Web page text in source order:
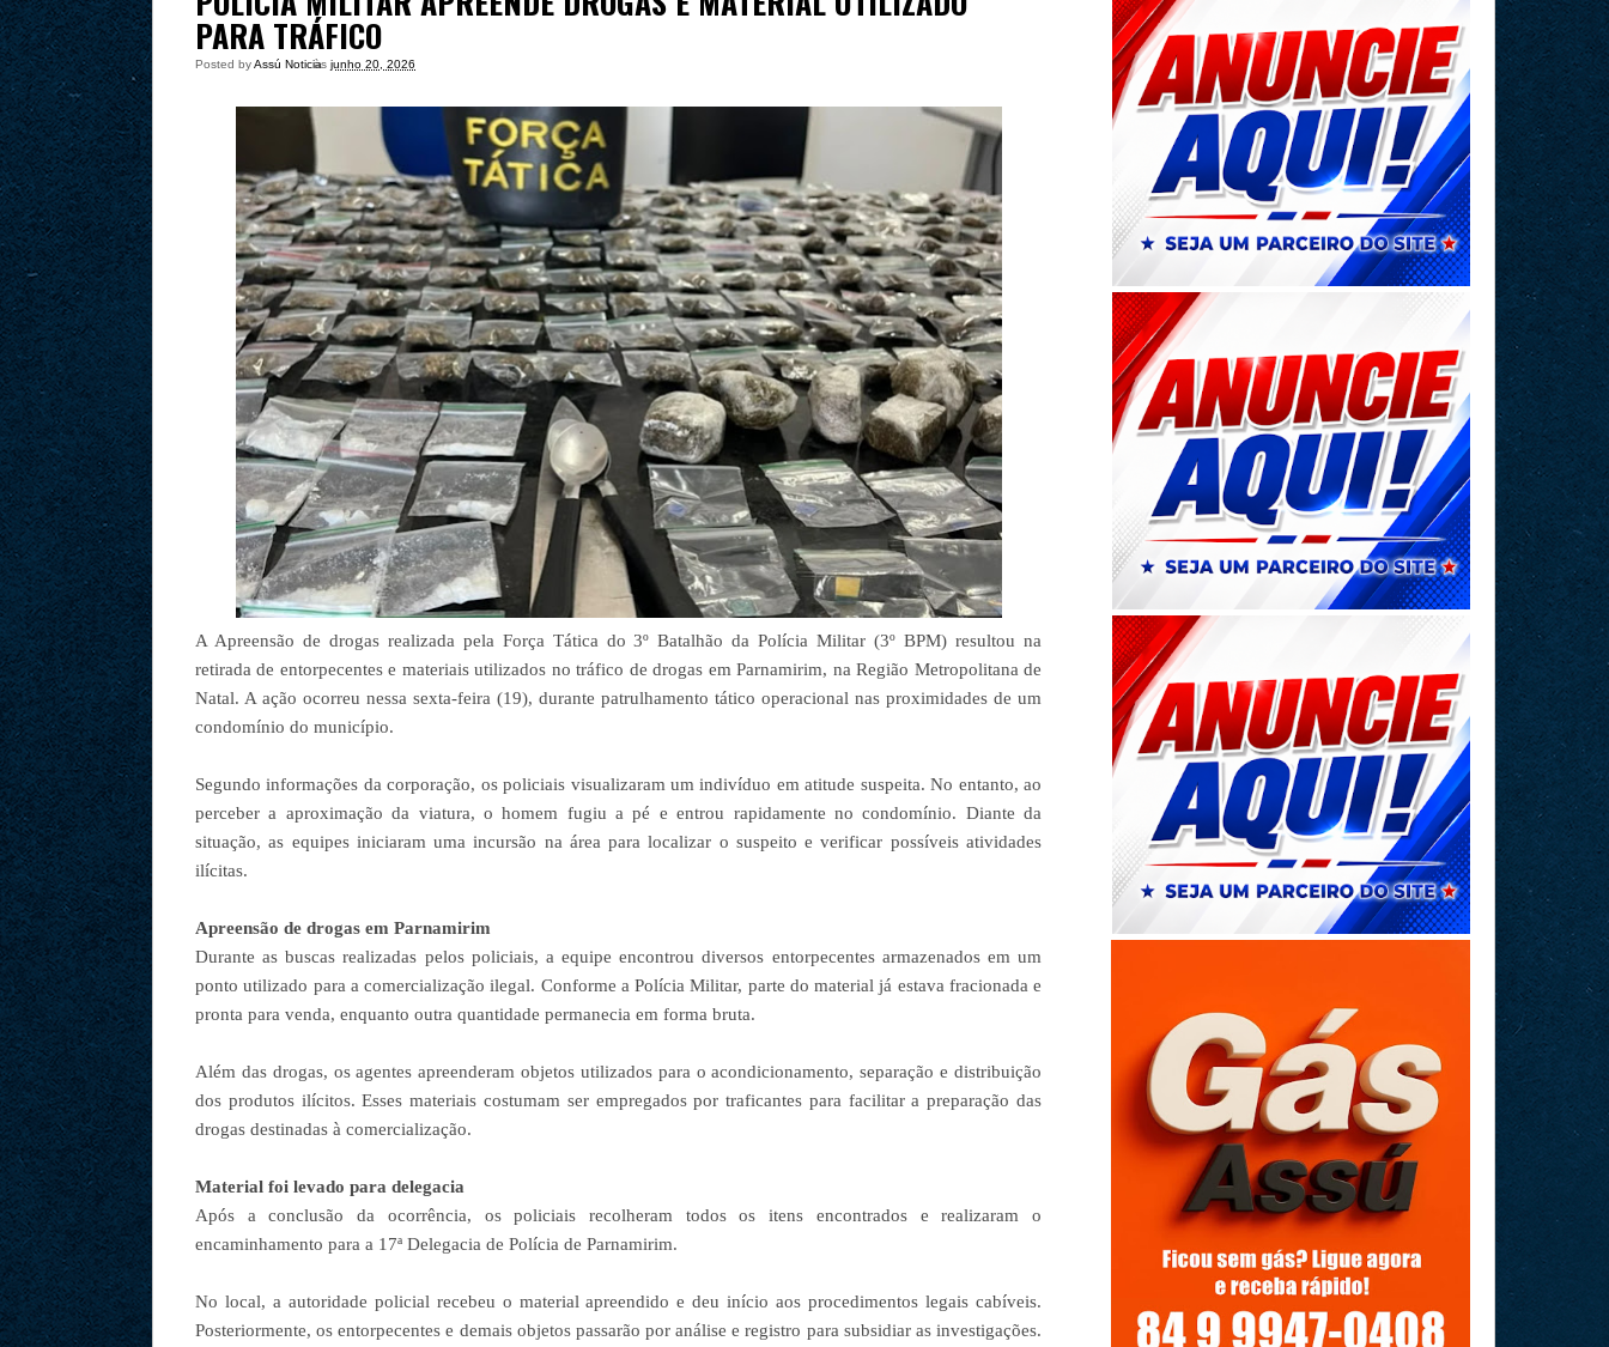
PARA TRÁFICO
Posted byAssú Noticia
às junho 20, 2026
A Apreensão de drogas realizada pela Força Tática do 3º Batalhão da Polícia Militar (3º BPM) resultou na
retirada de entorpecentes e materiais utilizados no tráfico de drogas em Parnamirim, na Região Metropolitana de
Natal. A ação ocorreu nessa sexta-feira (19), durante patrulhamento tático operacional nas proximidades de um
condomínio do município.
Segundo informações da corporação, os policiais visualizaram um indivíduo em atitude suspeita. No entanto, ao
perceber a aproximação da viatura, o homem fugiu a pé e entrou rapidamente no condomínio. Diante da
situação, as equipes iniciaram uma incursão na área para localizar o suspeito e verificar possíveis atividades
ilícitas.
Apreensão de drogas em Parnamirim
Durante as buscas realizadas pelos policiais, a equipe encontrou diversos entorpecentes armazenados em um
ponto utilizado para a comercialização ilegal. Conforme a Polícia Militar, parte do material já estava fracionada e
pronta para venda, enquanto outra quantidade permanecia em forma bruta.
Além das drogas, os agentes apreenderam objetos utilizados para o acondicionamento, separação e distribuição
dos produtos ilícitos. Esses materiais costumam ser empregados por traficantes para facilitar a preparação das
drogas destinadas à comercialização.
Material foi levado para delegacia
Após a conclusão da ocorrência, os policiais recolheram todos os itens encontrados e realizaram o
encaminhamento para a 17ª Delegacia de Polícia de Parnamirim.
No local, a autoridade policial recebeu o material apreendido e deu início aos procedimentos legais cabíveis.
Posteriormente, os entorpecentes e demais objetos passarão por análise e registro para subsidiar as investigações.